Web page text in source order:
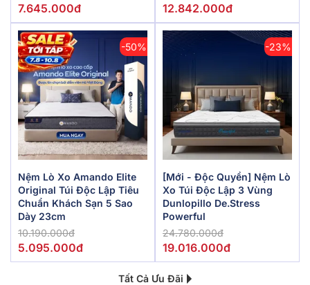
7.645.000đ 12.842.000đ
-50%
Nệm Lò Xo Amando Elite
Original Túi Độc Lập Tiêu
Chuẩn Khách Sạn 5 Sao
Dày 23cm
10.190.000đ
5.095.000đ
-23%
[Mới - Độc Quyền] Nệm Lò
Xo Túi Độc Lập 3 Vùng
Dunlopillo De.Stress
Powerful
24.780.000đ
19.016.000đ
Tất Cả Ưu Đãi